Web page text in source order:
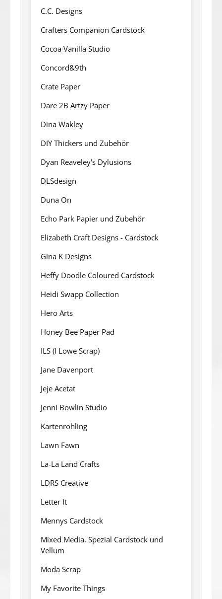
C.C. Designs
Crafters Companion Cardstock
Cocoa Vanilla Studio
Concord&9th
Crate Paper
Dare 2B Artzy Paper
Dina Wakley
DIY Thickers und Zubehör
Dyan Reaveley's Dylusions
DLSdesign
Duna On
Echo Park Papier und Zubehör
Elizabeth Craft Designs - Cardstock
Gina K Designs
Heffy Doodle Coloured Cardstock
Heidi Swapp Collection
Hero Arts
Honey Bee Paper Pad
ILS (I Lowe Scrap)
Jane Davenport
Jeje Acetat
Jenni Bowlin Studio
Kartenrohling
Lawn Fawn
La-La Land Crafts
LDRS Creative
Letter It
Mennys Cardstock
Mixed Media, Spezial Cardstock und
Vellum
Moda Scrap
My Favorite Things